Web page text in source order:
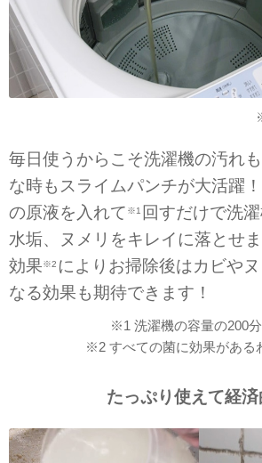
毎日使うからこそ洗濯機の汚れ
な時もスライムパンチが大活躍
の原液を入れて ※1 回すだけで洗
水垢、ヌメリをキレイに落とせ
効果※2 によりお掃除後はカビや
なる効果も期待できます！
※1 洗濯機の容量の200分
※2 すべての菌に効果がある
たっぷり使えて経済